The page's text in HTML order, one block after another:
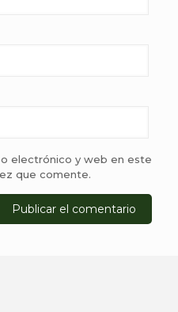
electrónico y web en este
que comente.